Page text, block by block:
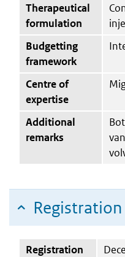
Therapeutical
formulation
Budgetting
framework
Centre of
expertise
Additional
remarks
Registration
Registration